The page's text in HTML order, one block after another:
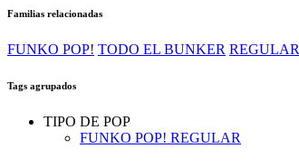
Familias relacionadas
FUNKO POP! TODO EL BUNKER REGULAR
Tags agrupados
TIPO DE POP
FUNKO POP! REGULAR